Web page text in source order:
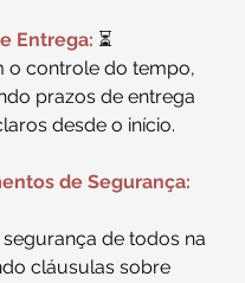
Entrega: ⏳
o controle do tempo,
prazos de entrega
desde o início.
de Segurança:
segurança de todos na
cláusulas sobre